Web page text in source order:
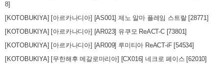
8]
[KOTOBUKIYA] [아르카나디아] [AS001] 제노 알마 플레임 스트랄 [28771]
[KOTOBUKIYA] [아르카나디아] [AR023] 유쿠모 ReACT-C [73801]
[KOTOBUKIYA] [아르카나디아] [AR009] 루미티아 ReACT-iF [54534]
[KOTOBUKIYA] [무한해후 메갈로마리아] [CX016] 네크로 페이스 [62010]